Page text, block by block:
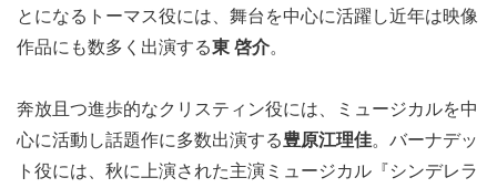
とになるトーマス役には、舞台を中心に活躍し近年は映像
作品にも数多く出演する東 啓介。
奔放且つ進歩的なクリスティン役には、ミュージカルを中
心に活動し話題作に多数出演する豊原江理佳。バーナデッ
ト役には、秋に上演された主演ミュージカル『シンデレラ